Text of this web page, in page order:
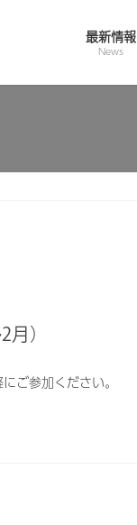
最新情報
News
月）
ご参加ください。